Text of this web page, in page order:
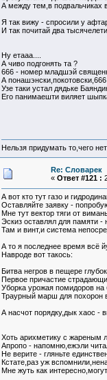
А между тем,в подвальчиках
Я так вижу - спросили у
И так почитай два
Ну етааа....
А чиво подгонять та ?
666 - номер младшэй
А
Узе таки устал дядьке
Его панимаешти виляет
Нельзя придумать то,чего нет.
Re: Словарек
« Ответ #121 :
А вот кто тут газо и
Оставляйте заявку -
Мне тут вектор тяги от
Эскиз оставлял для памяти -
Там и винт,и система
А то я последнее время всё
Навроде вот такось:
Битва негров в пещере
Первое причастие
Уборка урожая помидоров на
Траурный марш для похорон
А насчот порядку,дык хаос -
Хоть арихметику с жареным
Апропо - напомню,ежэли
Не верите - гляньте
Кстате,раз уж
Мне жуть как